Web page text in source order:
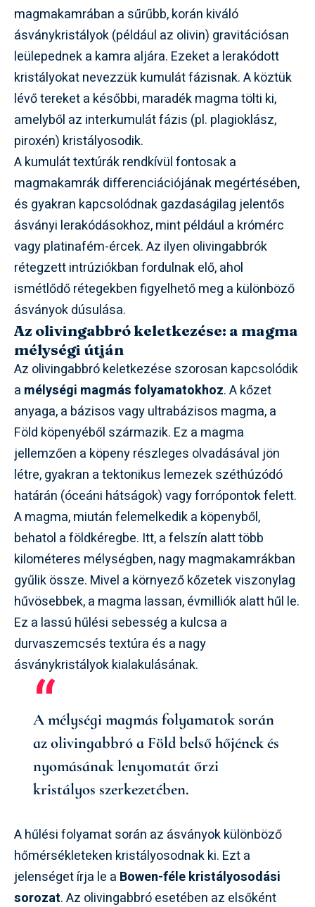
magmakamrában a sűrűbb, korán kiváló
ásványkristályok (például az olivin) gravitációsan
leülepednek a kamra aljára. Ezeket a lerakódott
kristályokat nevezzük kumulát fázisnak. A köztük
lévő tereket a későbbi, maradék magma tölti ki,
amelyből az interkumulát fázis (pl. plagioklász,
piroxén) kristályosodik.
A kumulát textúrák rendkívül fontosak a
magmakamrák differenciációjának megértésében,
és gyakran kapcsolódnak gazdaságilag jelentős
ásványi lerakódásokhoz, mint például a krómérc
vagy platinafém-ércek. Az ilyen olivingabbrók
rétegzett intrúziókban fordulnak elő, ahol
ismétlődő rétegekben figyelhető meg a különböző
ásványok dúsulása.
Az olivingabbró keletkezése: a magma
mélységi útján
Az olivingabbró keletkezése szorosan kapcsolódik
a mélységi magmás folyamatokhoz. A kőzet
anyaga, a bázisos vagy ultrabázisos magma, a
Föld köpenyéből származik. Ez a magma
jellemzően a köpeny részleges olvadásával jön
létre, gyakran a tektonikus lemezek széthúzódó
határán (óceáni hátságok) vagy forrópontok felett.
A magma, miután felemelkedik a köpenyből,
behatol a földkéregbe. Itt, a felszín alatt több
kilométeres mélységben, nagy magmakamrákban
gyűlik össze. Mivel a környező kőzetek viszonylag
hűvösebbek, a magma lassan, évmilliók alatt hűl le.
Ez a lassú hűlési sebesség a kulcsa a
durvaszemcsés textúra és a nagy
ásványkristályok kialakulásának.
A mélységi magmás folyamatok során
az olivingabbró a Föld belső hőjének és
nyomásának lenyomatát őrzi
kristályos szerkezetében.
A hűlési folyamat során az ásványok különböző
hőmérsékleteken kristályosodnak ki. Ezt a
jelenséget írja le a Bowen-féle kristályosodási
sorozat. Az olivingabbró esetében az elsőként